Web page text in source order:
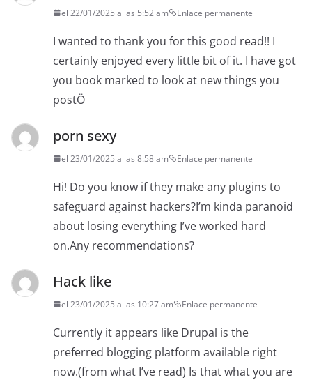
el 22/01/2025 a las 5:52 am Enlace permanente
I wanted to thank you for this good read!! I
certainly enjoyed every little bit of it. I have got
you book marked to look at new things you
postÖ
porn sexy
el 23/01/2025 a las 8:58 am Enlace permanente
Hi! Do you know if they make any plugins to
safeguard against hackers?I’m kinda paranoid
about losing everything I’ve worked hard
on.Any recommendations?
Hack like
el 23/01/2025 a las 10:27 am Enlace permanente
Currently it appears like Drupal is the
preferred blogging platform available right
now.(from what I’ve read) Is that what you are